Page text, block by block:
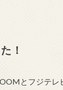
！
とフジテ